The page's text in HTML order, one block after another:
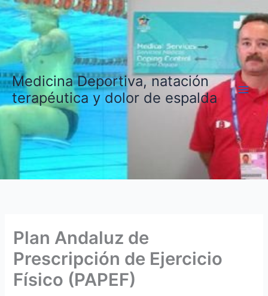
Ir
contenido
Medicina Deportiva, natación
terapéutica y dolor de espalda
Plan Andaluz de
Prescripción de Ejercicio
Físico (PAPEF)